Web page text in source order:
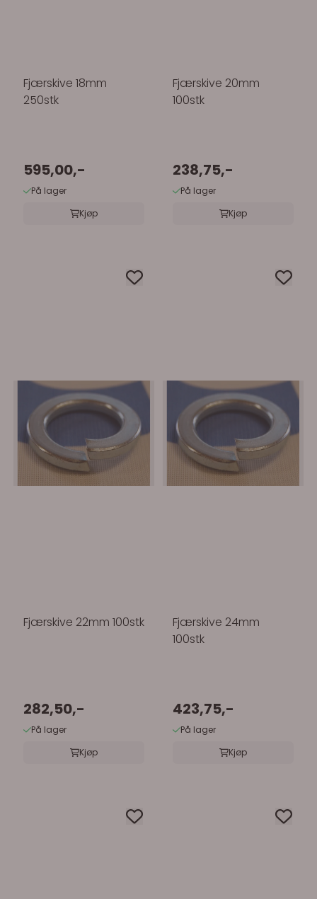
Fjærskive 18mm
250stk
595,00,-
På lager
Kjøp
Fjærskive 20mm
100stk
238,75,-
På lager
Kjøp
Fjærskive 22mm 100stk
282,50,-
På lager
Kjøp
Fjærskive 24mm
100stk
423,75,-
På lager
Kjøp